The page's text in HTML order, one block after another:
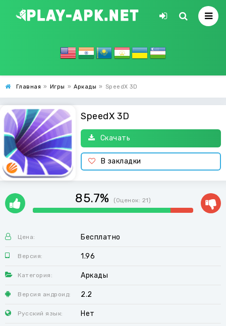
Главная » Игры » Аркады » SpeedX 3D
SpeedX 3D
Скачать
В закладки
85.7% (Оценок: 21)
Цена: Бесплатно
Версия: 1.96
Категория: Аркады
Версия андроид: 2.2
Русский язык: Нет